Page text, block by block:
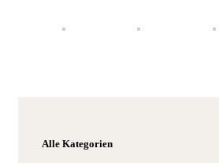
Alle Kategorien